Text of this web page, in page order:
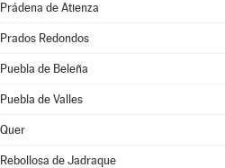
Prádena de Atienza
Prados Redondos
Puebla de Beleña
Puebla de Valles
Quer
Rebollosa de Jadraque